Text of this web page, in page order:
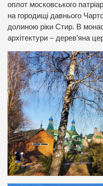
оплот московського
на городищі давнього
долиною ріки Стир. В
архітектури – дерев’яна